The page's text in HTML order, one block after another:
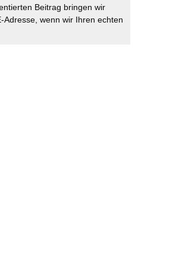
Beitrag bringen wir
wenn wir Ihren echten